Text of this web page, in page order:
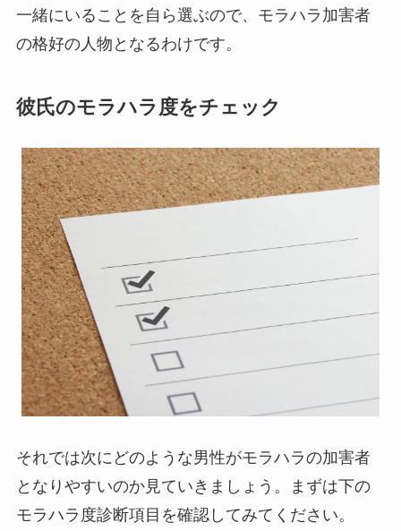
一緒にいることを自ら選ぶので、モラハラ加害者
の格好の人物となるわけです。
彼氏のモラハラ度をチェック
それでは次にどのような男性がモラハラの加害者
となりやすいのか見ていきましょう。まずは下の
モラハラ度診断項目を確認してみてください。